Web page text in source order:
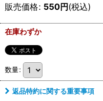
販売価格: 550円(税込)
在庫わずか
数量:
返品特約に関する重要事項